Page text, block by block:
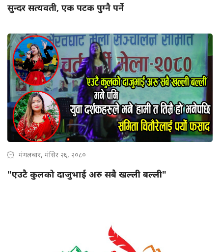
सुन्दर सत्यवती, एक पटक पुग्नै पर्ने
मंगलबार, मंसिर २६, २०८०
"एउटै कुलको दाजुभाई अरु सबै खल्ली बल्ली"